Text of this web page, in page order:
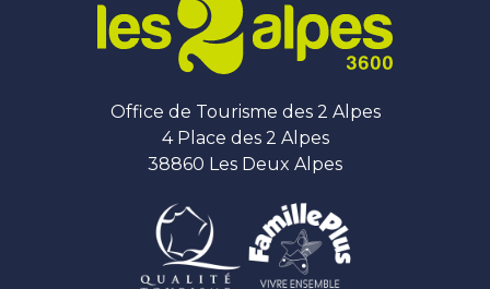
Office de Tourisme des 2 Alpes
4 Place des 2 Alpes
38860 Les Deux Alpes